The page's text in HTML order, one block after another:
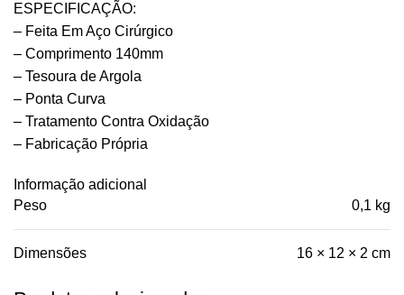
ESPECIFICAÇÃO:
– Feita Em Aço Cirúrgico
– Comprimento 140mm
– Tesoura de Argola
– Ponta Curva
– Tratamento Contra Oxidação
– Fabricação Própria
Informação adicional
Peso
0,1 kg
Dimensões 16 × 12 × 2 cm